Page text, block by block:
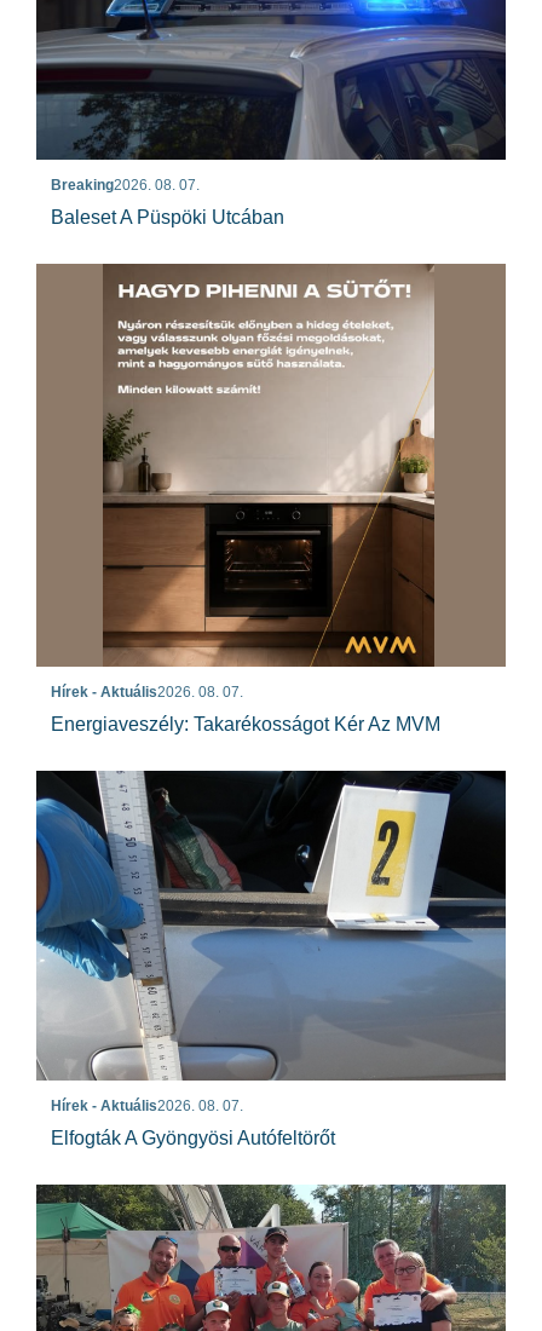
Breaking2026. 08. 07.
Baleset A Püspöki Utcában
Hírek - Aktuális2026. 08. 07.
Energiaveszély: Takarékosságot Kér Az MVM
Hírek - Aktuális2026. 08. 07.
Elfogták A Gyöngyösi Autófeltörőt